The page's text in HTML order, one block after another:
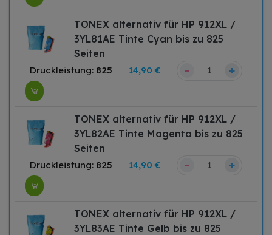
TONEX alternativ für HP 912XL /
3YL81AE Tinte Cyan bis zu 825
Seiten
Druckleistung: 825 14,90 € – +
TONEX alternativ für HP 912XL /
3YL82AE Tinte Magenta bis zu 825
Seiten
Druckleistung: 825 14,90 € – +
TONEX alternativ für HP 912XL /
3YL83AE Tinte Gelb bis zu 825